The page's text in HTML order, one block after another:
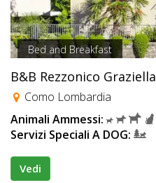
Bed and Breakfast
B&B Rezzonico Graziella
Como Lombardia
Animali Ammessi:
Servizi Speciali A DOG:
Vedi